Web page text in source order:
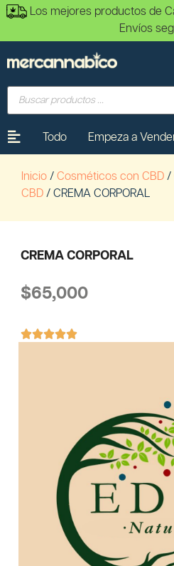
Los mejores productos de
Envíos
Todo Empeza a
Inicio / Cosméticos con CBD /
CBD / CREMA CORPORAL
CREMA CORPORAL
$65,000
